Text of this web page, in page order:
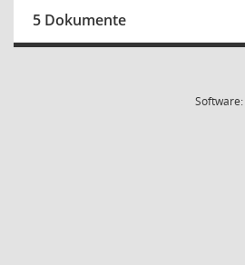
5 Dokumente
Software: